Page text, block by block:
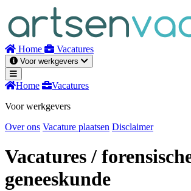
inhoud
Home Vacatures
Voor werkgevers
Home
Vacatures
Voor werkgevers
Over ons Vacature plaatsen Disclaimer
Vacatures/
geneeskunde